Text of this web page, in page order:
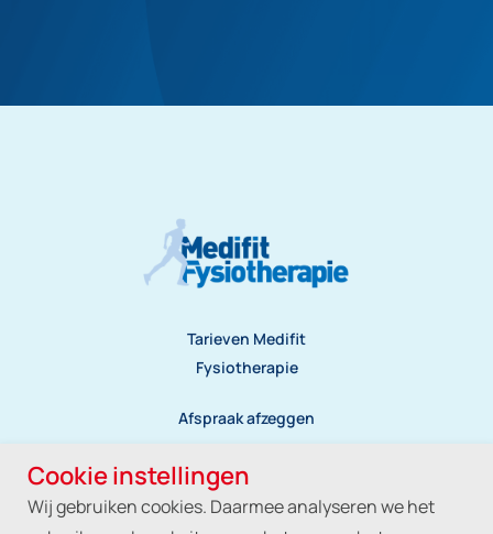
Tarieven Medifit
Fysiotherapie
Afspraak afzeggen
Klachtenregeling
Privacyreglement
Cookie instellingen
Wij gebruiken cookies. Daarmee analyseren we het